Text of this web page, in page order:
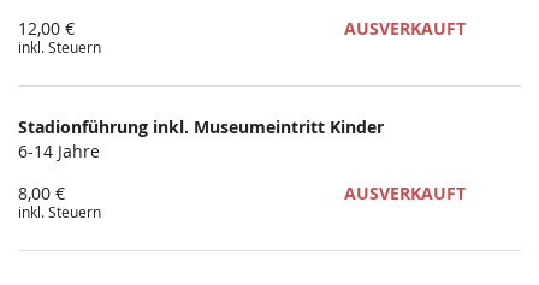
12,00 €
inkl. Steuern
AUSVERKAUFT
Stadionführung inkl. Museumeintritt Kinder
6-14 Jahre
8,00 €
inkl. Steuern
AUSVERKAUFT